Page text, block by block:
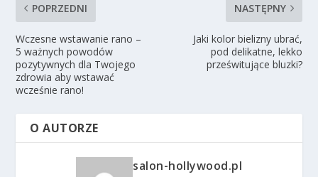
POPRZEDNI
Wczesne wstawanie rano –
5 ważnych powodów
pozytywnych dla Twojego
zdrowia aby wstawać
wcześnie rano!
NASTĘPNY
Jaki kolor bielizny ubrać,
pod delikatne, lekko
prześwitujące bluzki?
O AUTORZE
salon-hollywood.pl